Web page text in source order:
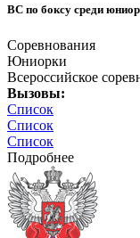
ВС по боксу среди
Соревнования
Юниорки
Всероссийское
Вызовы:
Список
Список
Список
Подробнее